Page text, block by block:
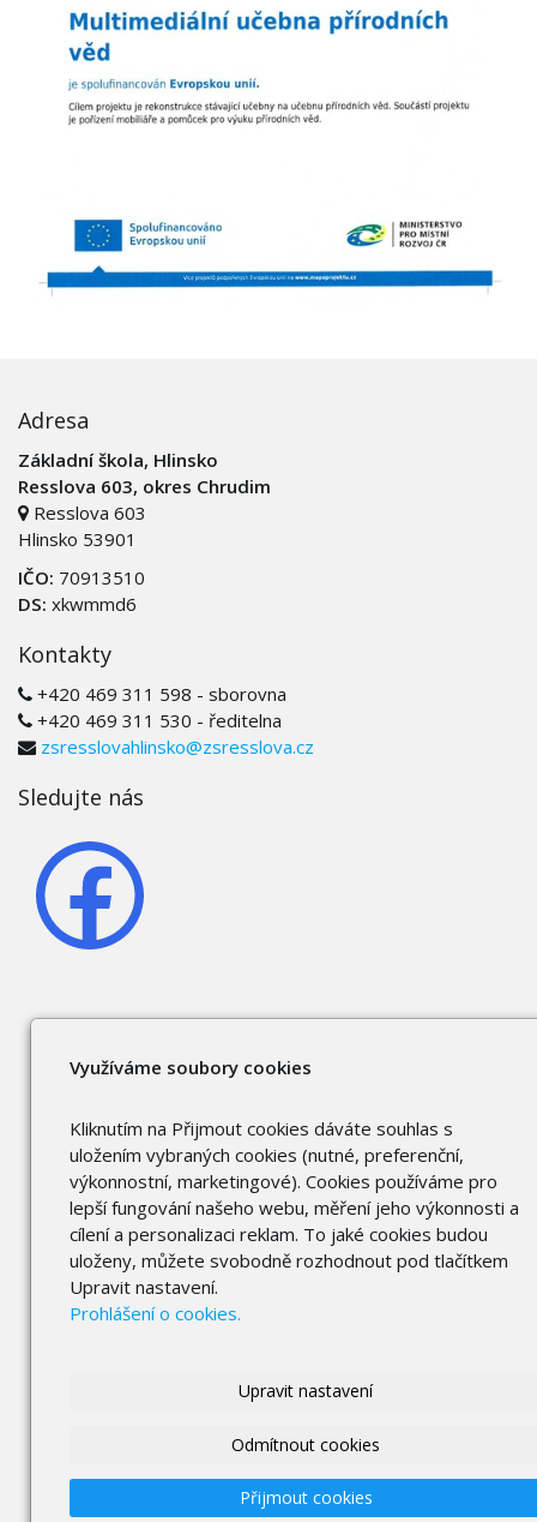
Adresa
Základní škola, Hlinsko
Resslova 603, okres Chrudim
Resslova 603
Hlinsko 53901
IČO: 70913510
DS: xkwmmd6
Kontakty
+420 469 311 598 - sborovna
+420 469 311 530 - ředitelna
zsresslovahlinsko@zsresslova.cz
Sledujte nás
Využíváme soubory cookies
Kliknutím na Přijmout cookies dáváte souhlas s
uložením vybraných cookies (nutné, preferenční,
výkonnostní, marketingové). Cookies používáme pro
lepší fungování našeho webu, měření jeho výkonnosti a
cílení a personalizaci reklam. To jaké cookies budou
uloženy, můžete svobodně rozhodnout pod tlačítkem
Upravit nastavení.
Prohlášení o cookies.
Upravit nastavení
Odmítnout cookies
Přijmout cookies